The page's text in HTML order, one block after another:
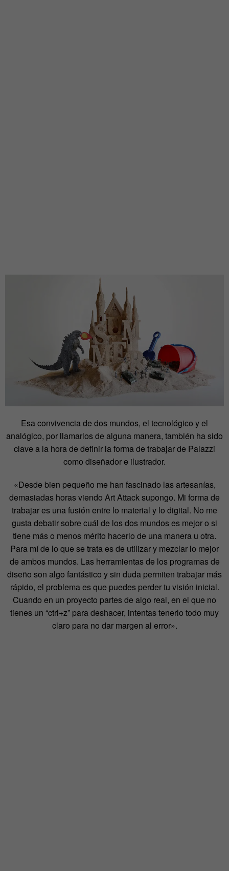
Esa convivencia de dos mundos, el tecnológico y el
analógico, por llamarlos de alguna manera, también ha sido
clave a la hora de definir la forma de trabajar de Palazzi
como diseñador e ilustrador.
«Desde bien pequeño me han fascinado las artesanías,
demasiadas horas viendo Art Attack supongo. Mi forma de
trabajar es una fusión entre lo material y lo digital. No me
gusta debatir sobre cuál de los dos mundos es mejor o si
tiene más o menos mérito hacerlo de una manera u otra.
Para mí de lo que se trata es de utilizar y mezclar lo mejor
de ambos mundos. Las herramientas de los programas de
diseño son algo fantástico y sin duda permiten trabajar más
rápido, el problema es que puedes perder tu visión inicial.
Cuando en un proyecto partes de algo real, en el que no
tienes un “ctrl+z” para deshacer, intentas tenerlo todo muy
claro para no dar margen al error».